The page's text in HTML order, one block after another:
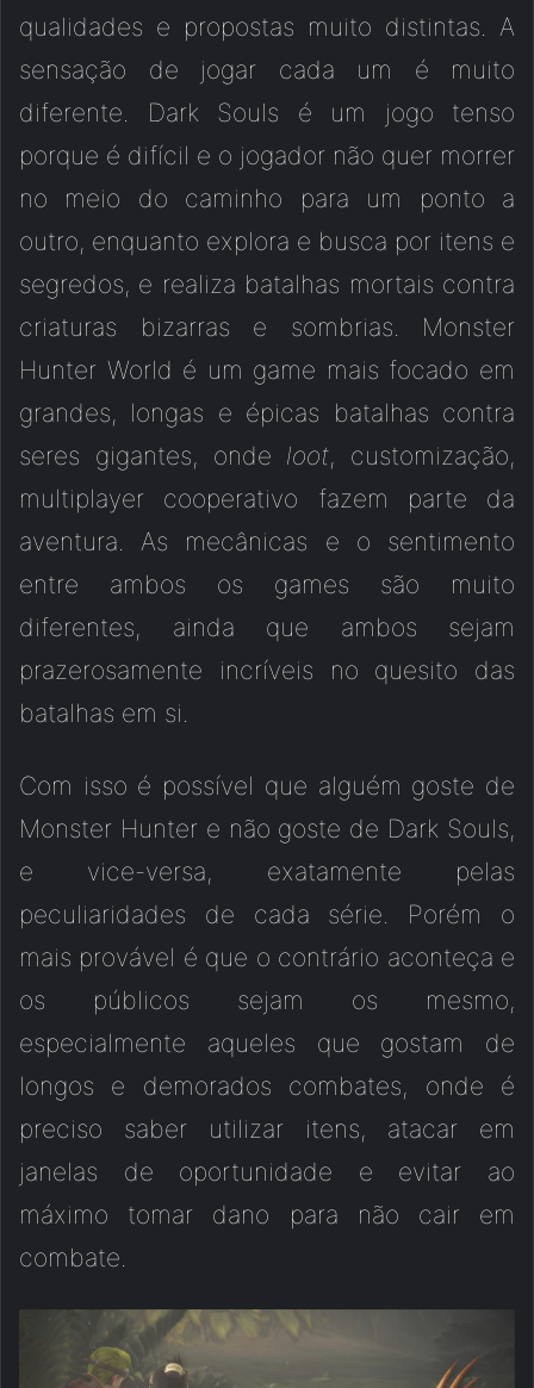
qualidades e propostas muito distintas. A
sensação de jogar cada um é muito
diferente. Dark Souls é um jogo tenso
porque é difícil e o jogador não quer morrer
no meio do caminho para um ponto a
outro, enquanto explora e busca por itens e
segredos, e realiza batalhas mortais contra
criaturas bizarras e sombrias. Monster
Hunter World é um game mais focado em
grandes, longas e épicas batalhas contra
seres gigantes, onde loot, customização,
multiplayer cooperativo fazem parte da
aventura. As mecânicas e o sentimento
entre ambos os games são muito
diferentes, ainda que ambos sejam
prazerosamente incríveis no quesito das
batalhas em si.
Com isso é possível que alguém goste de
Monster Hunter e não goste de Dark Souls,
e vice-versa, exatamente pelas
peculiaridades de cada série. Porém o
mais provável é que o contrário aconteça e
os públicos sejam os mesmo,
especialmente aqueles que gostam de
longos e demorados combates, onde é
preciso saber utilizar itens, atacar em
janelas de oportunidade e evitar ao
máximo tomar dano para não cair em
combate.